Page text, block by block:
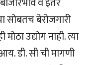
सोबतच बेरोजगारी
उद्योग नाही. त्या
डी. सी ची मागणी